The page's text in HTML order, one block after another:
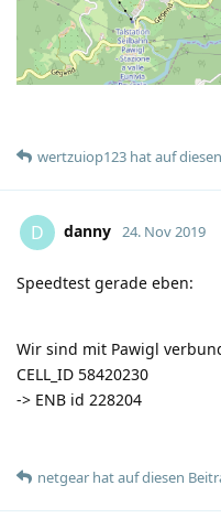
wertzuiop123 hatauf
D danny 24. Nov 2019
Speedtest gerade eben:
Wir sind mit Pawigl
CELL_ID 58420230
-> ENB id 228204
netgear hatauf diesen